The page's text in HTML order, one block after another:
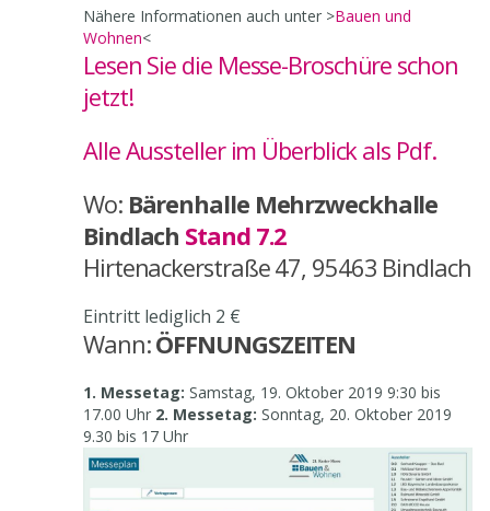
Nähere Informationen auch unter >Bauen und
Wohnen<
Lesen Sie die Messe-Broschüre schon
jetzt!
Alle Aussteller im Überblick als Pdf.
Wo: Bärenhalle Mehrzweckhalle
Bindlach Stand 7.2
Hirtenackerstraße 47, 95463 Bindlach
Eintritt lediglich 2 €
Wann:ÖFFNUNGSZEITEN
1. Messetag: Samstag, 19. Oktober 2019 9:30 bis
17.00 Uhr 2. Messetag: Sonntag, 20. Oktober 2019
9.30 bis 17 Uhr